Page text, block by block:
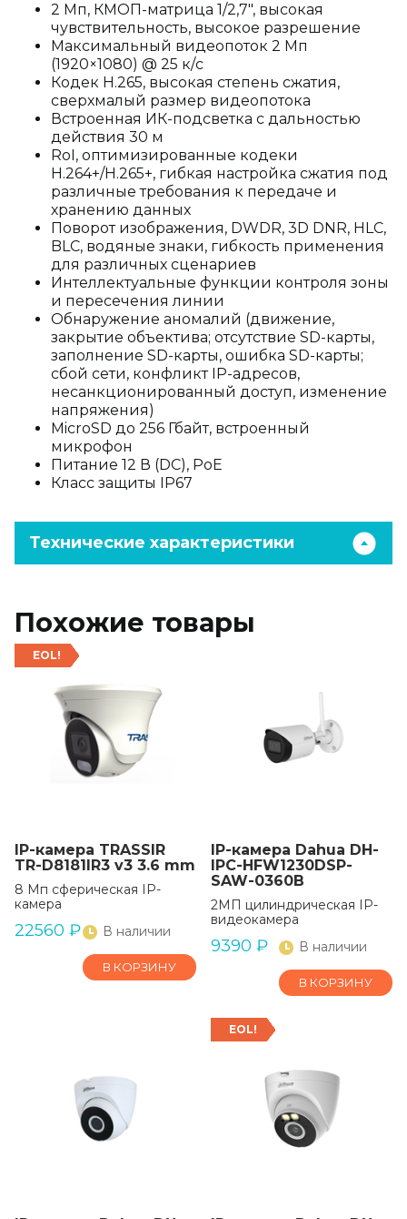
2 Мп, КМОП-матрица 1/2,7", высокая
чувствительность, высокое разрешение
Максимальный видеопоток 2 Мп
(1920×1080) @ 25 к/с
Кодек H.265, высокая степень сжатия,
сверхмалый размер видеопотока
Встроенная ИК-подсветка с дальностью
действия 30 м
RoI, оптимизированные кодеки
H.264+/H.265+, гибкая настройка сжатия под
различные требования к передаче и
хранению данных
Поворот изображения, DWDR, 3D DNR, HLC,
BLC, водяные знаки, гибкость применения
для различных сценариев
Интеллектуальные функции контроля зоны
и пересечения линии
Обнаружение аномалий (движение,
закрытие объектива; отсутствие SD-карты,
заполнение SD-карты, ошибка SD-карты;
сбой сети, конфликт IP-адресов,
несанкционированный доступ, изменение
напряжения)
MicroSD до 256 Гбайт, встроенный
микрофон
Питание 12 В (DC), PoE
Класс защиты IP67
Технические характеристики
Похожие товары
EOL!
IP-камера TRASSIR
TR-D8181IR3 v3 3.6 mm
8 Мп сферическая IP-
камера
22560 ₽ В наличии
В КОРЗИНУ
IP-камера Dahua DH-
IPC-HFW1230DSP-
SAW-0360B
2МП цилиндрическая IP-
видеокамера
9390 ₽ В наличии
В КОРЗИНУ
EOL!